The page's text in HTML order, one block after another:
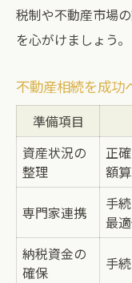
税制や不動産市場
を心がけましょう。
不動産相続を成功
準備項目
資産状況の
整理
正
額
専門家連携
手
最
納税資金の
確保
手